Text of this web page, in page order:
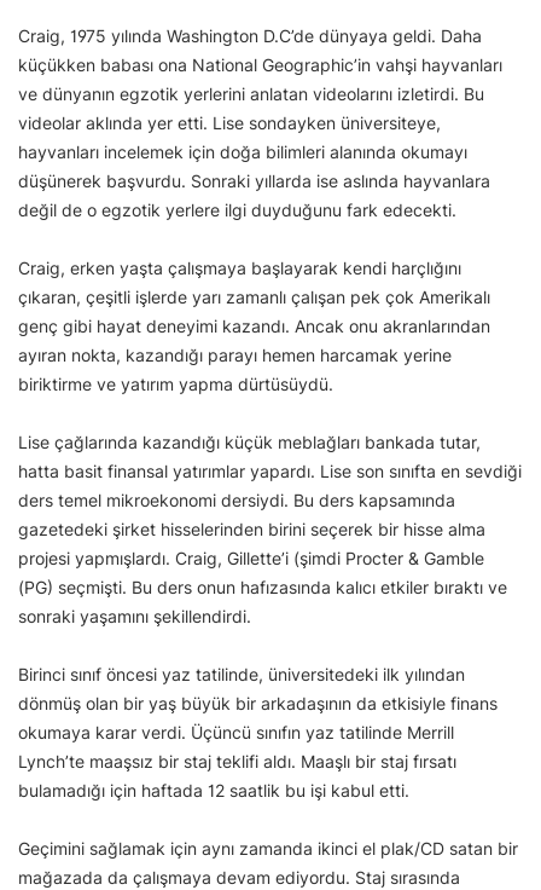
Craig, 1975 yılında Washington D.C’de dünyaya geldi. Daha
küçükken babası ona National Geographic’in vahşi hayvanları
ve dünyanın egzotik yerlerini anlatan videolarını izletirdi. Bu
videolar aklında yer etti. Lise sondayken üniversiteye,
hayvanları incelemek için doğa bilimleri alanında okumayı
düşünerek başvurdu. Sonraki yıllarda ise aslında hayvanlara
değil de o egzotik yerlere ilgi duyduğunu fark edecekti.
Craig, erken yaşta çalışmaya başlayarak kendi harçlığını
çıkaran, çeşitli işlerde yarı zamanlı çalışan pek çok Amerikalı
genç gibi hayat deneyimi kazandı. Ancak onu akranlarından
ayıran nokta, kazandığı parayı hemen harcamak yerine
biriktirme ve yatırım yapma dürtüsüydü.
Lise çağlarında kazandığı küçük meblağları bankada tutar,
hatta basit finansal yatırımlar yapardı. Lise son sınıfta en sevdiği
ders temel mikroekonomi dersiydi. Bu ders kapsamında
gazetedeki şirket hisselerinden birini seçerek bir hisse alma
projesi yapmışlardı. Craig, Gillette’i (şimdi Procter & Gamble
(PG) seçmişti. Bu ders onun hafızasında kalıcı etkiler bıraktı ve
sonraki yaşamını şekillendirdi.
Birinci sınıf öncesi yaz tatilinde, üniversitedeki ilk yılından
dönmüş olan bir yaş büyük bir arkadaşının da etkisiyle finans
okumaya karar verdi. Üçüncü sınıfın yaz tatilinde Merrill
Lynch’te maaşsız bir staj teklifi aldı. Maaşlı bir staj fırsatı
bulamadığı için haftada 12 saatlik bu işi kabul etti.
Geçimini sağlamak için aynı zamanda ikinci el plak/CD satan bir
mağazada da çalışmaya devam ediyordu. Staj sırasında